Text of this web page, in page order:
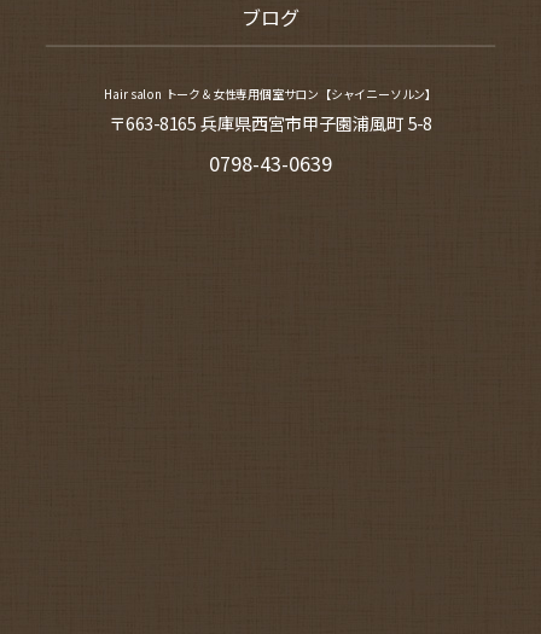
ブログ
Hair salon トーク＆女性専用個室サロン【シャイニーソルン】
〒663-8165 兵庫県西宮市甲子園浦風町 5-8
0798-43-0639